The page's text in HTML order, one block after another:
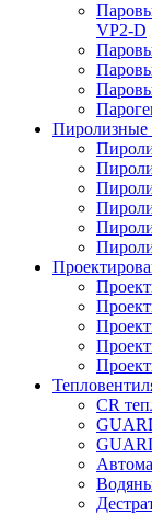
VP2-D
Пиролизные
CR